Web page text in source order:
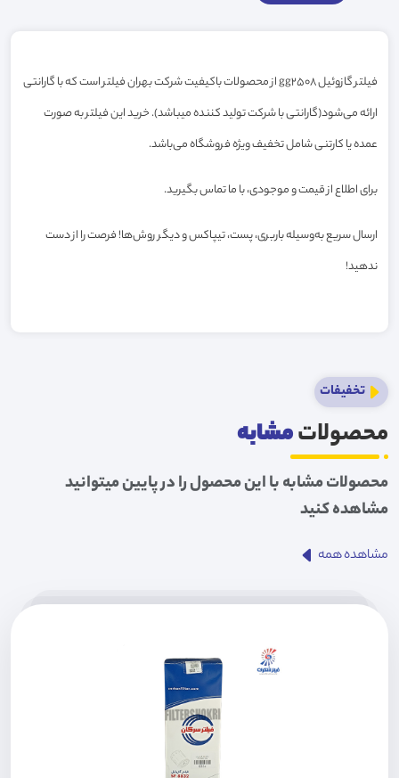
فیلتر گازوئیل gg2508 از محصولات باکیفیت شرکت بهران فیلتر است که با گارانتی
ارائه می‌شود(گارانتی با شرکت تولید کننده میباشد). خرید این فیلتر به صورت
عمده یا کارتنی شامل تخفیف ویژه فروشگاه می‌باشد.
برای اطلاع از قیمت و موجودی، با ما تماس بگیرید.
ارسال سریع به‌وسیله باربری، پست، تیپاکس و دیگر روش‌ها! فرصت را از دست
ندهید!
تخفیفات
محصولاتمشابه
محصولات مشابه با این محصول را در پایین میتوانید
مشاهده کنید
مشاهده همه